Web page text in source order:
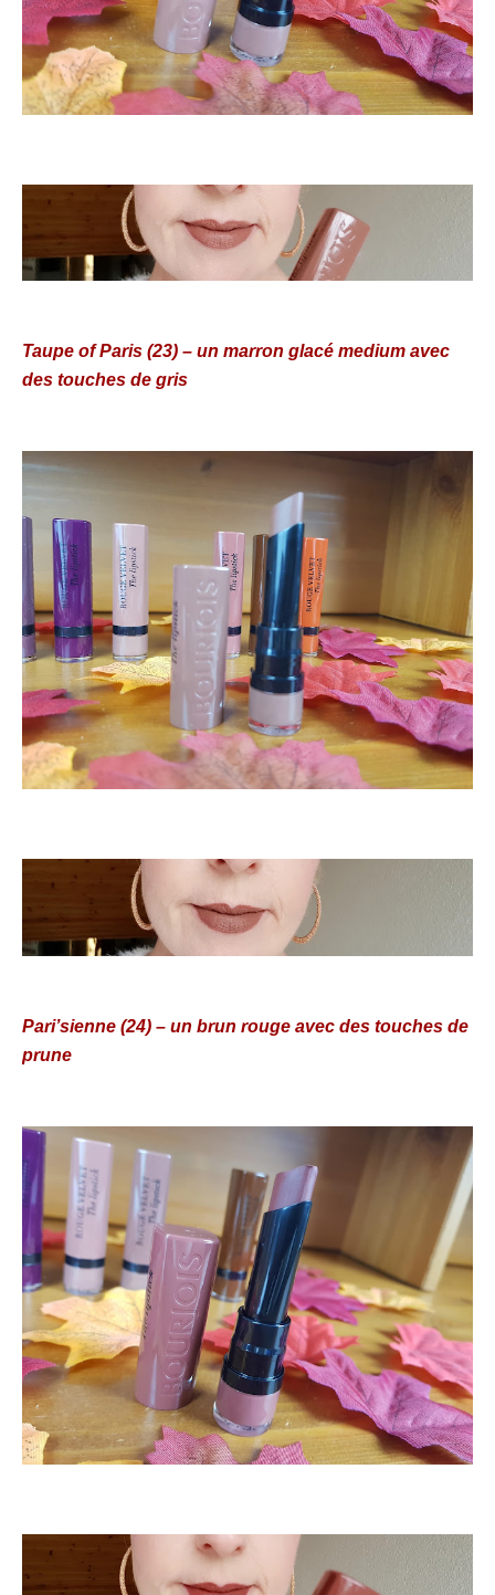
Taupe of Paris (23) – un marron glacé medium avec
des touches de gris
Pari’sienne (24) – un brun rouge avec des touches de
prune